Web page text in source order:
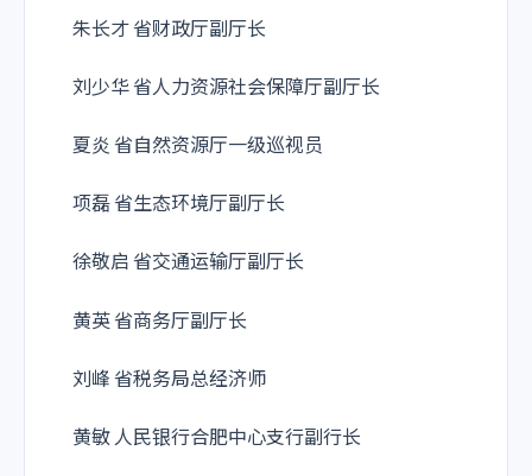
朱长才 省财政厅副厅长
刘少华 省人力资源社会保障厅副厅长
夏炎 省自然资源厅一级巡视员
项磊 省生态环境厅副厅长
徐敬启 省交通运输厅副厅长
黄英 省商务厅副厅长
刘峰 省税务局总经济师
黄敏 人民银行合肥中心支行副行长